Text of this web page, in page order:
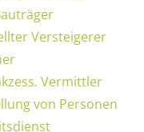
Versteigerer
Vermittler
von Personen